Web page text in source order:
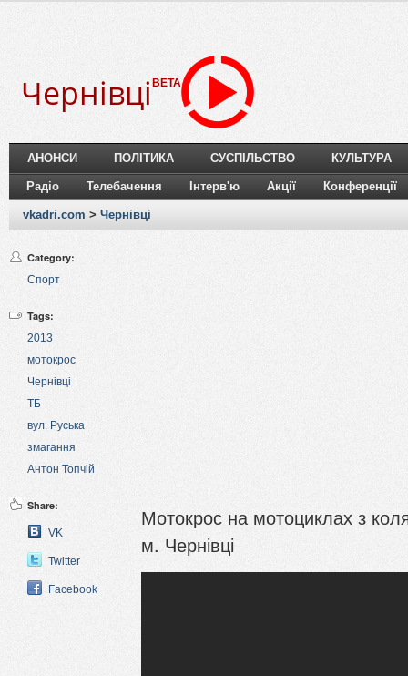
Чернівці BETA
АНОНСИ ПОЛІТИКА СУСПІЛЬСТВО КУЛЬТУРА
Радіо Телебачення Інтерв'ю Акції Конференції
vkadri.com > Чернівці
Category:
Спорт
Tags:
2013
мотокрос
Чернівці
ТБ
вул. Руська
змагання
Антон Топчій
Share:
VK
Twitter
Facebook
Мотокрос на мотоциклах з
м. Чернівці